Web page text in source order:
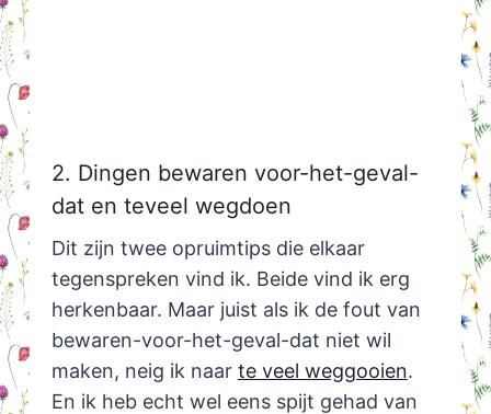
2. Dingen bewaren voor-het-geval-
dat en teveel wegdoen
Dit zijn twee opruimtips die elkaar
tegenspreken vind ik. Beide vind ik erg
herkenbaar. Maar juist als ik de fout van
bewaren-voor-het-geval-dat niet wil
maken, neig ik naar te veel weggooien.
En ik heb echt wel eens spijt gehad van